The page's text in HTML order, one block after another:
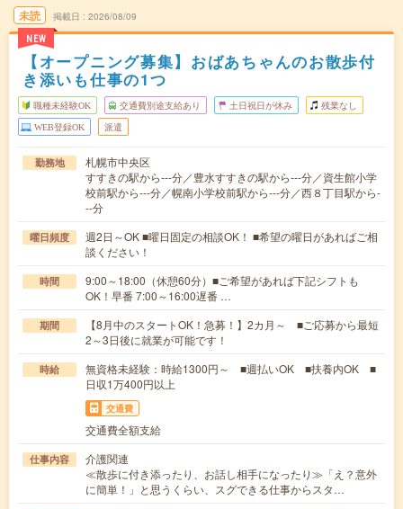
未読
NEW
掲載日 2026/08/09
【オープニング募集】おばあちゃんのお散歩付
き添いも仕事の1つ
職種未経験OK 交通費別途支給あり 土日祝日が休み 残業なし
WEB登録OK 派遣
勤務地
札幌市中央区
すすきの駅から---分／豊水すすきの駅から---分／資生館小学
校前駅から---分／幌南小学校前駅から---分／西８丁目駅から-
--分
曜日頻度
週2日～OK ■曜日固定の相談OK！ ■希望の曜日があればご相
談ください！
時間
9:00～18:00（休憩60分）■ご希望があれば下記シフトも
OK！早番 7:00～16:00遅番 …
期間
【8月中のスタートOK！急募！】2カ月～ ■ご応募から最短
2～3日後に就業が可能です！
時給
無資格未経験：時給1300円～ ■週払いOK ■扶養内OK ■
日収1万400円以上
交通費
交通費全額支給
仕事内容
介護関連
≪散歩に付き添ったり、お話し相手になったり≫「え？意外
に簡単！」と思うくらい、スグできる仕事からスタ…